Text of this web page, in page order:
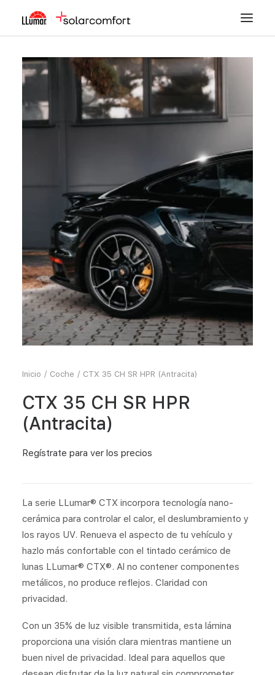
LÁMINAS SOLARES
SEGURIDAD
TINTADO DE LUNAS
PPF
ACCESORIOS
MI CUENTA
Inicio Coche CTX 35 CH SR HPR (Antracita)
CTX 35 CH SR HPR
(Antracita)
Regístrate para ver los precios
La serie LLumar® CTX incorpora tecnología nano-
cerámica para controlar el calor, el deslumbramiento y
los rayos UV. Renueva el aspecto de tu vehículo y
hazlo más confortable con el tintado cerámico de
lunas LLumar® CTX®. Al no contener componentes
metálicos, no produce reflejos. Claridad con
privacidad.
Con un 35% de luz visible transmitida, esta lámina
proporciona una visión clara mientras mantiene un
buen nivel de privacidad. Ideal para aquellos que